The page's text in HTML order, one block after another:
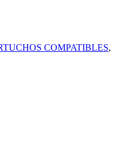
COMPATIBLES,